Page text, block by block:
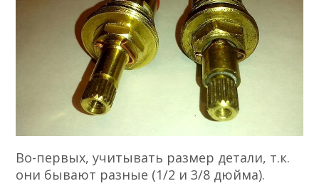
Во-первых, учитывать размер детали, т.к.
они бывают разные (1/2 и 3/8 дюйма).